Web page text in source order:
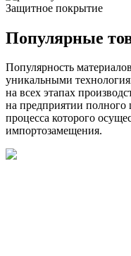
Защитное покрытие
Популярные
Популярность
уникальными
на всех этапах
на предприятии полного
процесса которого
импортозамещения.